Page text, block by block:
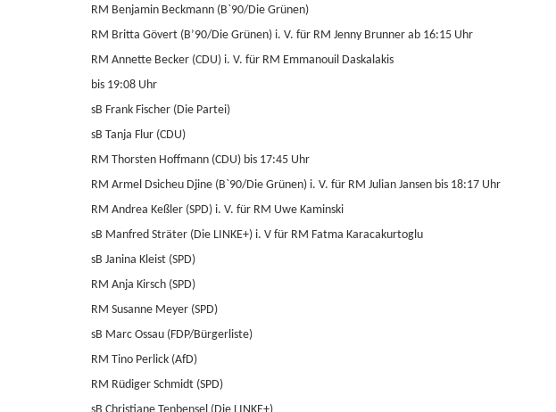
RM Benjamin Beckmann (B`90/Die Grünen)
RM Britta Gövert (B’90/Die Grünen) i. V. für RM Jenny Brunner ab 16:15 Uhr
RM Annette Becker (CDU) i. V. für RM Emmanouil Daskalakis
bis 19:08 Uhr
sB Frank Fischer (Die Partei)
sB Tanja Flur (CDU)
RM Thorsten Hoffmann (CDU) bis 17:45 Uhr
RM Armel Dsicheu Djine (B`90/Die Grünen) i. V. für RM Julian Jansen bis 18:17 Uhr
RM Andrea Keßler (SPD) i. V. für RM Uwe Kaminski
sB Manfred Sträter (Die LINKE+) i. V für RM Fatma Karacakurtoglu
sB Janina Kleist (SPD)
RM Anja Kirsch (SPD)
RM Susanne Meyer (SPD)
sB Marc Ossau (FDP/Bürgerliste)
RM Tino Perlick (AfD)
RM Rüdiger Schmidt (SPD)